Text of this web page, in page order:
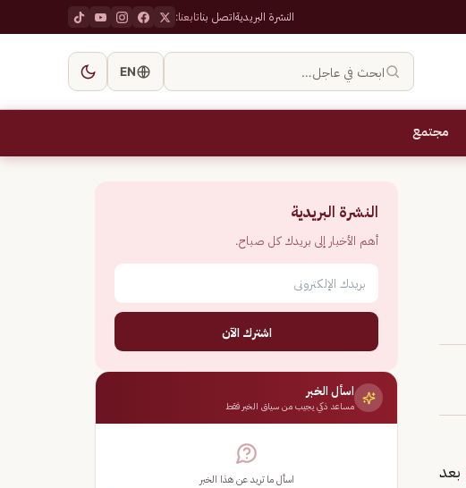
النشرة البريديةاتصل بناتابعنا:
ابحث في عاجل… EN
مجتمع
بعد
النشرة البريدية
أهم الأخبار إلى بريدك كل صباح.
اشترك الآن
اسأل الخبر
مساعد ذكي يجيب من سياق الخبر فقط
اسأل ما تريد عن هذا الخبر